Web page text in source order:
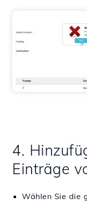
4.
Einträge
Wählen Sie die